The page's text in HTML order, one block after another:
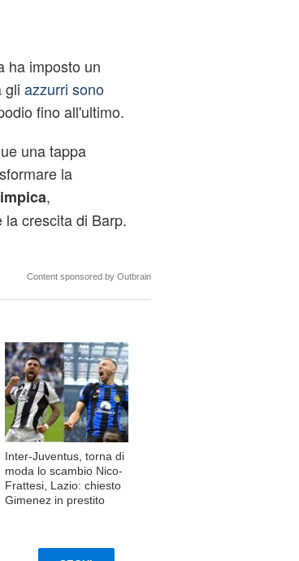
ha imposto un
gli azzurri sono
fino all'ultimo.
una tappa
la
,
crescita di Barp.
Content sponsored by Outbrain
Inter-Juventus, torna di
moda lo scambio Nico-
Frattesi, Lazio: chiesto
Gimenez in prestito